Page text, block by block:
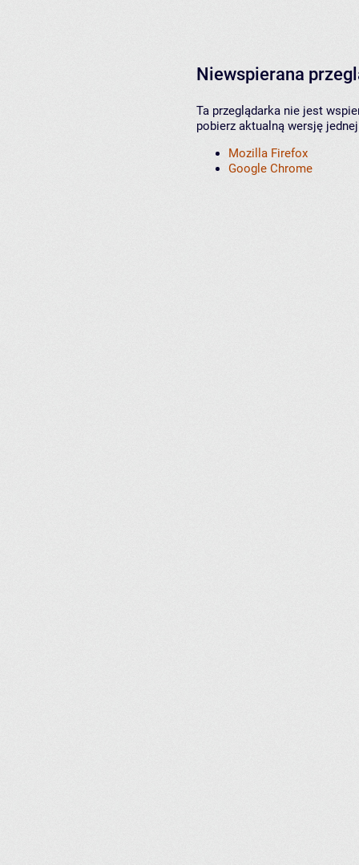
Niewspierana
Ta przeglądarka nie jest
pobierz aktualną wersję
Mozilla Firefox
Google Chrome